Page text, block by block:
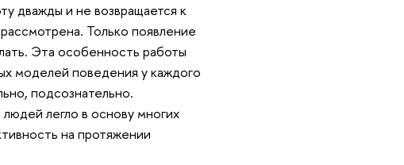
дважды и не возвращается к
Только появление
Эта особенность работы
моделей поведения у каждого
подсознательно.
легло в основу многих
на протяжении